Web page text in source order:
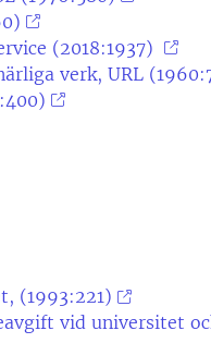
(2018:1937)
verk, URL
(1993:221)
vid universitet